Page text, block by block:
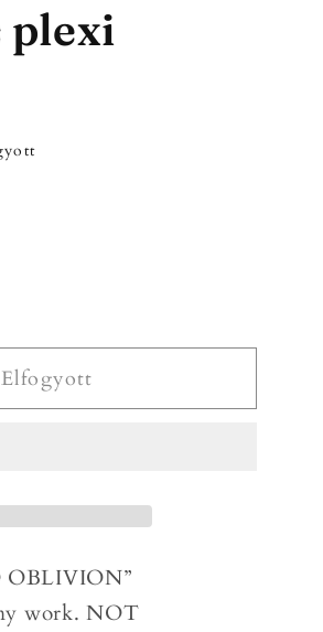
plexi
Elfogyott
work. NOT